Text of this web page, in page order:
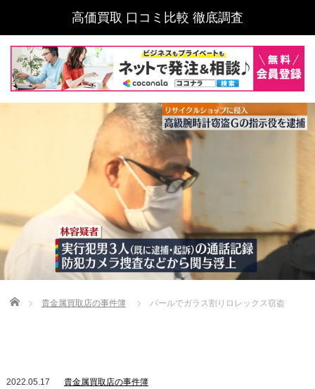
高価買取 口コミ比較 徹底調査
Home 貴金属買取店の事件簿 バールでガラス割りロレックス窃盗
2022.05.17
貴金属買取店の事件簿